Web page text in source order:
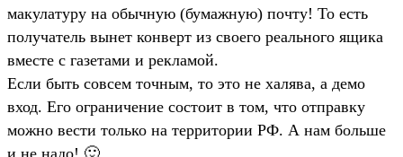
макулатуру на обычную (бумажную) почту! То есть
получатель вынет конверт из своего реального ящика
вместе с газетами и рекламой.
Если быть совсем точным, то это не халява, а демо
вход. Его ограничение состоит в том, что отправку
можно вести только на территории РФ. А нам больше
и не надо! 🙂